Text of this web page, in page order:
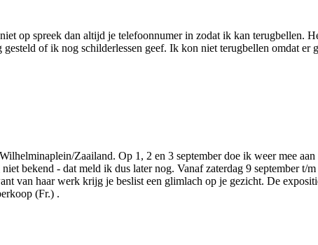
op spreek dan altijd je telefoonnumer in zodat ik kan terugbellen.
of ik nog schilderlessen geef. Ik kon niet terugbellen omdat er
Zaailand. Op 1, 2 en 3 september doe ik weer mee aan
bekend - dat meld ik dus later nog. Vanaf zaterdag 9 september
van haar werk krijg je beslist een glimlach op je gezicht. De
(Fr.) .